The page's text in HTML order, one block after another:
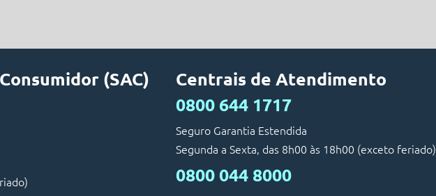
(SAC)
Centrais de Atendimento
0800 644 1717
Seguro Garantia Estendida
Segunda a Sexta, das 8h00 às 18h00 (exceto feriado)
0800 044 8000